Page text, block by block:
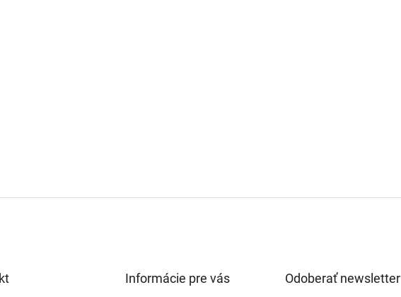
Informácie pre vás Odoberať newsletter